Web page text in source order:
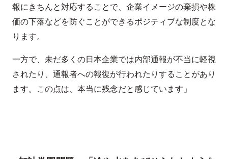
報にきちんと対応することで、企業イメージの棄損や株
価の下落などを防ぐことができるポジティブな制度とな
ります。
一方で、未だ多くの日本企業では内部通報が不当に軽視
されたり、通報者への報復が行われたりすることがあり
ます。この点は、本当に残念だと感じています」